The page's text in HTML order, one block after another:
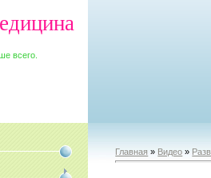
всего.
Главная » Видео »